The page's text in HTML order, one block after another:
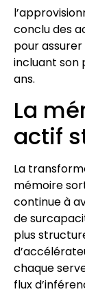
conclu des
pour assurer
incluant son
ans.
La
actif
La
mémoire
continue à
de
plus
chaque
flux